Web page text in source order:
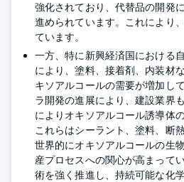
強化されており、代替品の開発
進められています。これにより
ています。
一方、特に新興経済国における
により、塗料、接着剤、内装材
キソアルコールの需要が増加し
ラ開発の進展により、建設業界
によりオキソアルコール誘導体
これらはシーラント、塗料、断
世界的にオキソアルコールの生
産プロセスへの関心が高まって
術を強く推進し、持続可能な化